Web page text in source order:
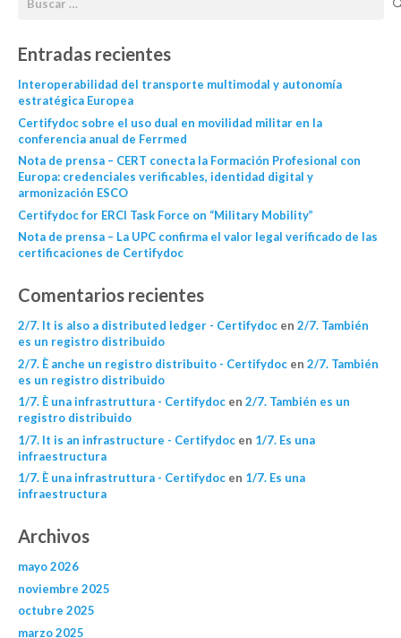
Entradas recientes
Interoperabilidad del transporte multimodal y autonomía
estratégica Europea
Certifydoc sobre el uso dual en movilidad militar en la
conferencia anual de Ferrmed
Nota de prensa – CERT conecta la Formación Profesional con
Europa: credenciales verificables, identidad digital y
armonización ESCO
Certifydoc for ERCI Task Force on “Military Mobility”
Nota de prensa – La UPC confirma el valor legal verificado de las
certificaciones de Certifydoc
Comentarios recientes
2/7. It is also a distributed ledger - Certifydocen 2/7. También
es un registro distribuido
2/7. È anche un registro distribuito - Certifydocen 2/7. También
es un registro distribuido
1/7. È una infrastruttura - Certifydocen 2/7. También es un
registro distribuido
1/7. It is an infrastructure - Certifydocen 1/7. Es una
infraestructura
1/7. È una infrastruttura - Certifydocen 1/7. Es una
infraestructura
Archivos
mayo 2026
noviembre 2025
octubre 2025
marzo 2025